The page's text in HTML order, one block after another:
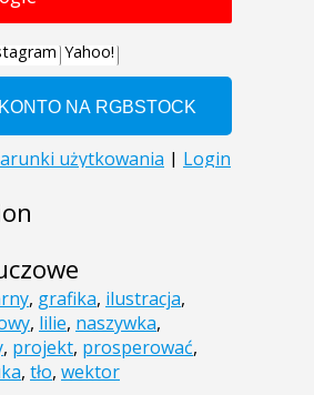
, grafika, ilustracja,
, lilie, naszywka,
, projekt, prosperować,
, tło, wektor